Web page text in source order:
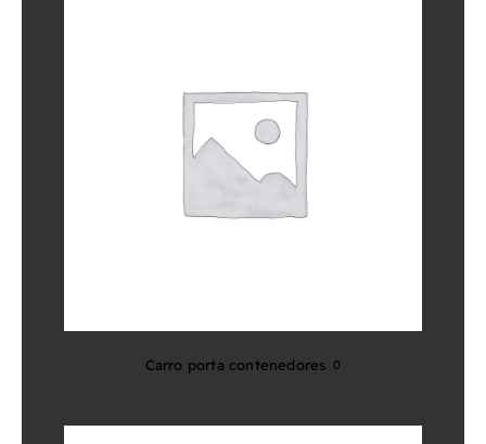
Carro porta contenedores 0